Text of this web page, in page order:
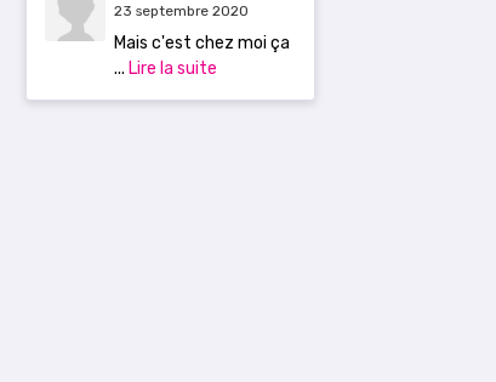
23 septembre 2020
Mais c'est chez moi ça
... Lire la suite